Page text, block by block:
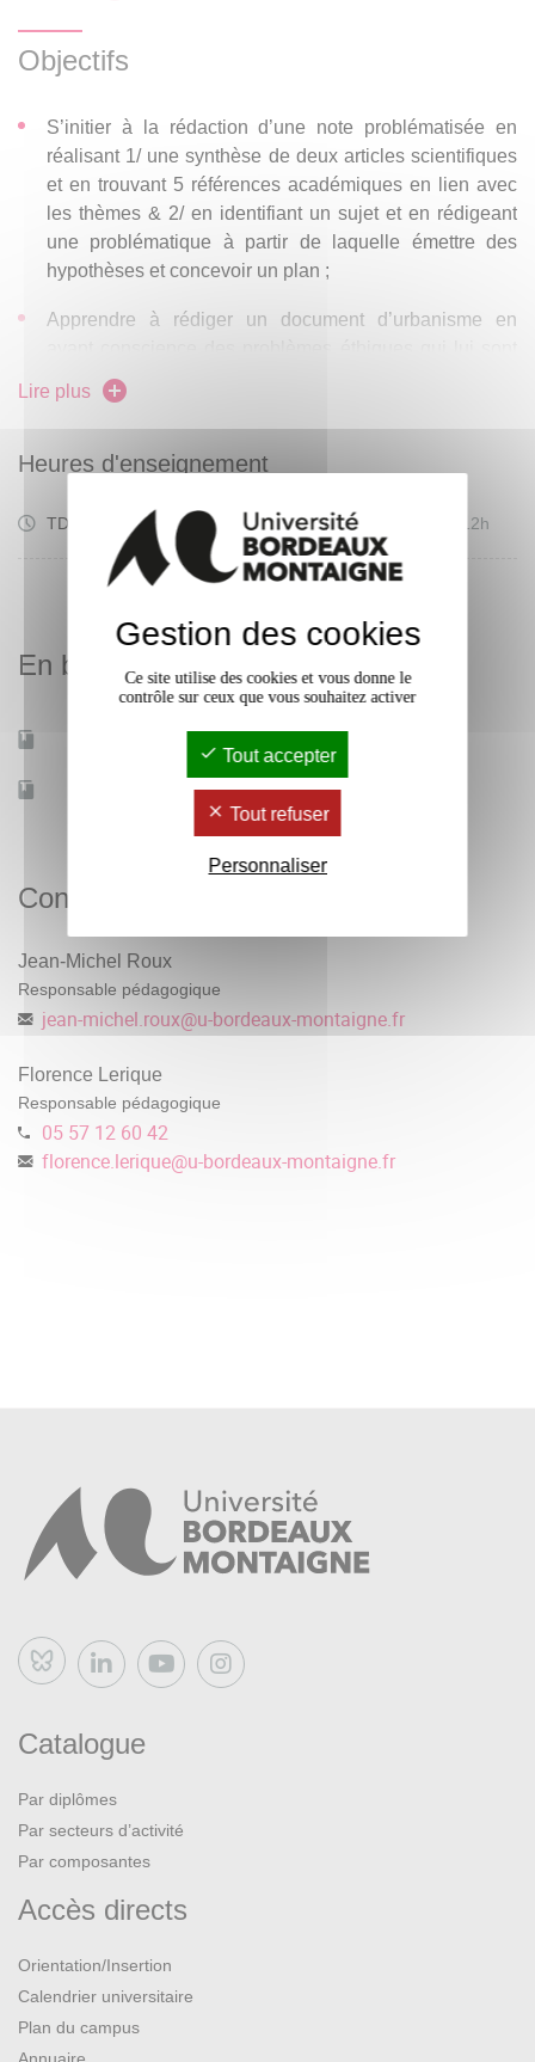
mobilisée par l’étudiant afin d’initier la rédaction de son
M1.
Objectifs
S’initier à la rédaction d’une note problématisée en
réalisant 1/ une synthèse de deux articles scientifiques
et en trouvant 5 références académiques en lien avec
les thèmes & 2/ en identifiant un sujet et en rédigeant
une problématique à partir de laquelle émettre des
hypothèses et concevoir un plan ;
Apprendre à rédiger un document d’urbanisme en
inhérents (bon usage des citations de l’intelligence
artificielle, connaissance des règles du plagiat).
Lire plus
Heures d'enseignement
TD
Travaux
Dirigés
12h
En bref
Accessible à distance Non
Contacts
Jean-Michel Roux
Responsable pédagogique
jean-michel.roux@u-bordeaux-montaigne.fr
Florence Lerique
Responsable pédagogique
05 57 12 60 42
florence.lerique@u-bordeaux-montaigne.fr
Bluesky
Catalogue
Par diplômes
Par secteurs d’activité
Par composantes
Accès directs
Orientation/Insertion
Calendrier universitaire
Plan du campus
Gestion des cookies
Ce site utilise des cookies et vous donne le
contrôle sur ceux que vous souhaitez activer
Tout accepter
Tout refuser
Personnaliser